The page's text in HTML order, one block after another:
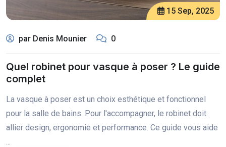
15 Sep, 2025
par Denis Mounier 0
Quel robinet pour vasque à poser ? Le guide
complet
La vasque à poser est un choix esthétique et fonctionnel
pour la salle de bains. Pour l'accompagner, le robinet doit
allier design, ergonomie et performance. Ce guide vous aide
...